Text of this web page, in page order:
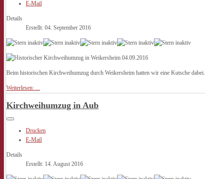
E-Mail
Details
Erstellt: 04. September 2016
Beim historischen Kirchweihumzug durch Weikersheim hatten wir eine Kutsche dabei.
Weiterlesen: ...
Kirchweihumzug in Aub
Drucken
E-Mail
Details
Erstellt: 14. August 2016